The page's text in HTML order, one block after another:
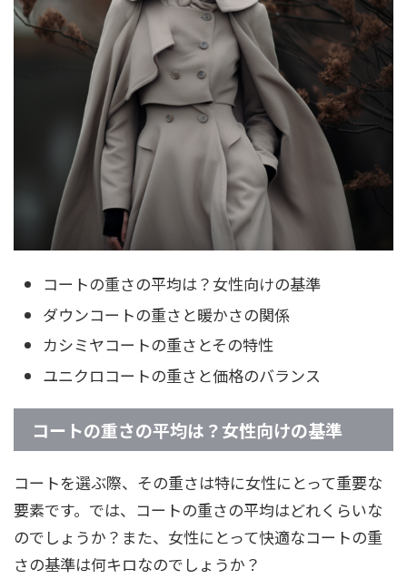
コートの重さの平均は？女性向けの基準
ダウンコートの重さと暖かさの関係
カシミヤコートの重さとその特性
ユニクロコートの重さと価格のバランス
コートの重さの平均は？女性向けの基準
コートを選ぶ際、その重さは特に女性にとって重要な
要素です。では、コートの重さの平均はどれくらいな
のでしょうか？また、女性にとって快適なコートの重
さの基準は何キロなのでしょうか？